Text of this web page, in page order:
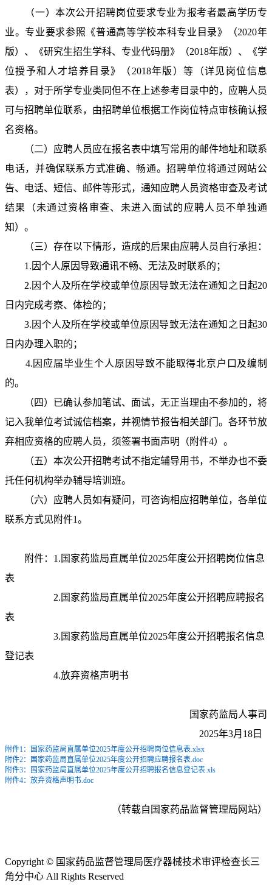
（一）本次公开招聘岗位要求专业为报考者最高学历专
业。专业要求参照《普通高等学校本科专业目录》（2020年
版）、《研究生招生学科、专业代码册》（2018年版）、《学
位授予和人才培养目录》（2018年版）等（详见岗位信息
表），对于所学专业类同但不在上述参考目录中的，应聘人员
可与招聘单位联系，由招聘单位根据工作岗位特点审核确认报
名资格。
（二）应聘人员应在报名表中填写常用的邮件地址和联系
电话，并确保联系方式准确、畅通。招聘单位将通过网站公
告、电话、短信、邮件等形式，通知应聘人员资格审查及考试
结果（未通过资格审查、未进入面试的应聘人员不单独通
知）。
（三）存在以下情形，造成的后果由应聘人员自行承担：
1.因个人原因导致通讯不畅、无法及时联系的；
2.因个人及所在学校或单位原因导致无法在通知之日起20
日内完成考察、体检的；
3.因个人及所在学校或单位原因导致无法在通知之日起30
日内办理入职的；
4.因应届毕业生个人原因导致不能取得北京户口及编制
的。
（四）已确认参加笔试、面试，无正当理由不参加的，将
记入我单位考试诚信档案，并视情节报告相关部门。各环节放
弃相应资格的应聘人员，须签署书面声明（附件4）。
（五）本次公开招聘考试不指定辅导用书，不举办也不委
托任何机构举办辅导培训班。
（六）应聘人员如有疑问，可咨询相应招聘单位，各单位
联系方式见附件1。
附件：1.国家药监局直属单位2025年度公开招聘岗位信息
表
2.国家药监局直属单位2025年度公开招聘应聘报名
表
3.国家药监局直属单位2025年度公开招聘报名信息
登记表
4.放弃资格声明书
国家药监局人事司
2025年3月18日
附件1：国家药监局直属单位2025年度公开招聘岗位信息表.xlsx
附件2：国家药监局直属单位2025年度公开招聘应聘报名表.doc
附件3：国家药监局直属单位2025年度公开招聘报名信息登记表.xls
附件4：放弃资格声明书.doc
（转载自国家药品监督管理局网站）
Copyright © 国家药品监督管理局医疗器械技术审评检查长三
角分中心 All Rights Reserved